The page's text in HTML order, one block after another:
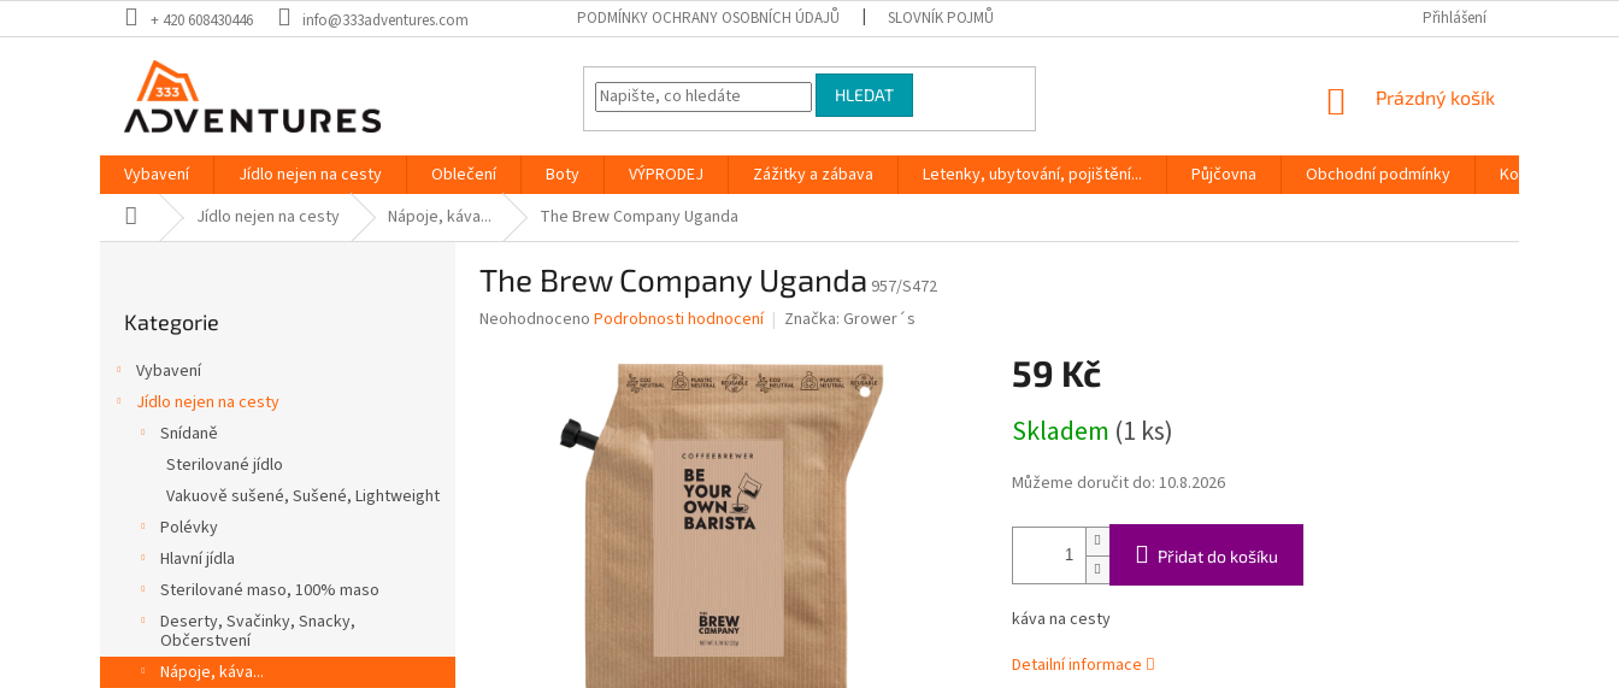
na
+ 420 608430446 info@333adventures.com PODMÍNKY OCHRANY OSOBNÍCH ÚDAJŮ SLOVNÍK POJMŮ Přihlášení
HLEDAT
NÁKUPNÍ
Prázdný košík
Vybavení Jídlo nejen na cesty Oblečení Boty VÝPRODEJ Zážitky a zábava Letenky, ubytování, pojištění... Půjčovna Obchodní podmínky
Kontakty
Domů Jídlo nejen na cesty Nápoje, káva... The Brew Company Uganda
kategorie
Kategorie
Vybavení
Jídlo nejen na cesty
Snídaně
Sterilované jídlo
Vakuově sušené, Sušené, Lightweight
Polévky
Hlavní jídla
Sterilované maso, 100% maso
Deserty, Svačinky, Snacky,
Občerstvení
Nápoje, káva...
The Brew Company Uganda 957/S472
Průměrné
Neohodnoceno Podrobnosti hodnocení Značka: Grower´s
59 Kč
cena:
Skladem (1 ks)
Můžeme doručit do: 10.8.2026
Přidat do košíku
káva na cesty
Detailní informace